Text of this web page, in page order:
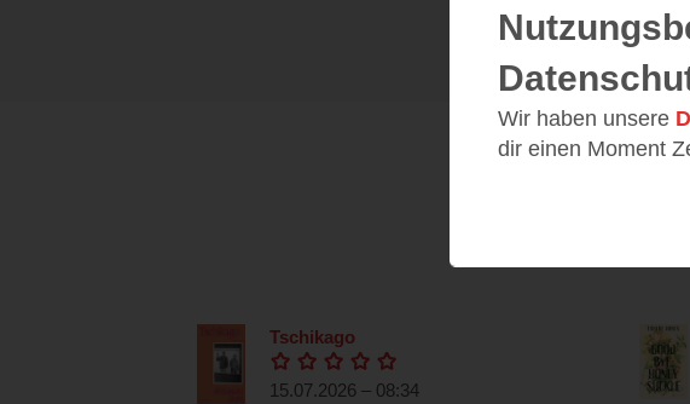
Tschikago
15.07.2026 – 08:34
Wir haben unsere
dir einen Moment